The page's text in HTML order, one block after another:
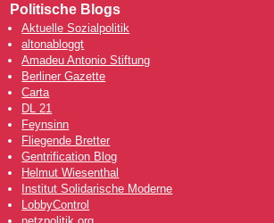
Politische Blogs
Aktuelle Sozialpolitik
altonabloggt
Amadeu Antonio Stiftung
Berliner Gazette
Carta
DL 21
Feynsinn
Fliegende Bretter
Gentrification Blog
Helmut Wiesenthal
Institut Solidarische Moderne
LobbyControl